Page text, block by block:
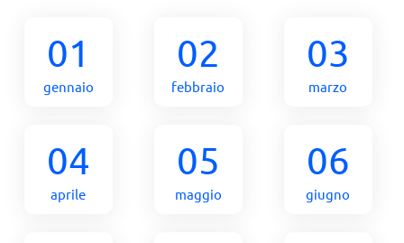
01
gennaio
02
febbraio
03
marzo
04
aprile
05
maggio
06
giugno